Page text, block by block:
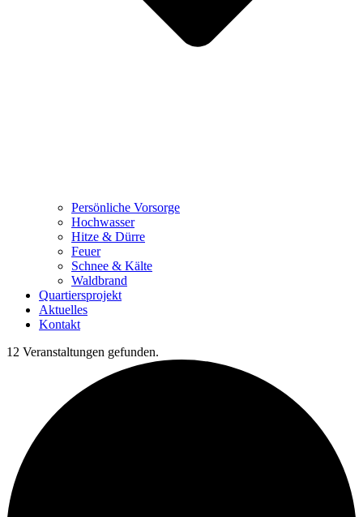
Persönliche Vorsorge
Hochwasser
Hitze & Dürre
Feuer
Schnee & Kälte
Waldbrand
Quartiersprojekt
Aktuelles
Kontakt
12 Veranstaltungen gefunden.